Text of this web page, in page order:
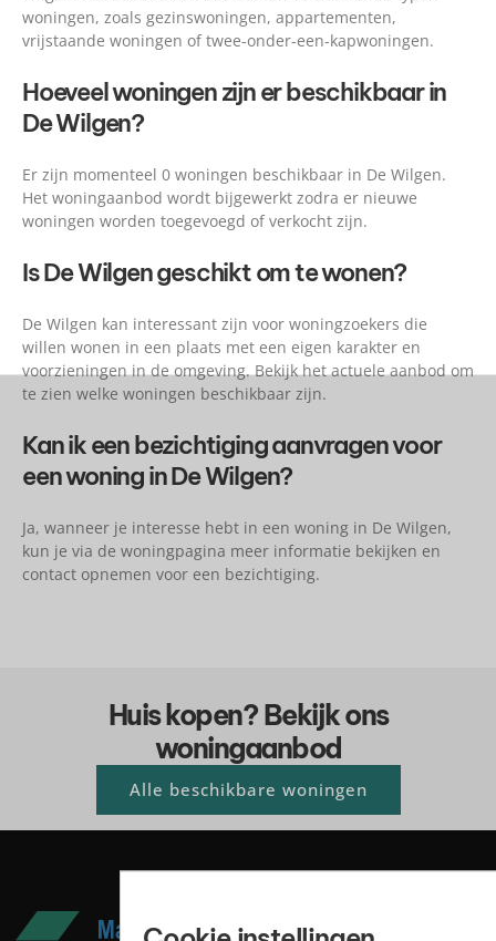
woningen, zoals gezinswoningen, appartementen,
vrijstaande woningen of twee-onder-een-kapwoningen.
Hoeveel woningen zijn er beschikbaar in
De Wilgen?
Er zijn momenteel 0 woningen beschikbaar in De Wilgen.
Het woningaanbod wordt bijgewerkt zodra er nieuwe
woningen worden toegevoegd of verkocht zijn.
Is De Wilgen geschikt om te wonen?
De Wilgen kan interessant zijn voor woningzoekers die
willen wonen in een plaats met een eigen karakter en
voorzieningen in de omgeving. Bekijk het actuele aanbod om
te zien welke woningen beschikbaar zijn.
Kan ik een bezichtiging aanvragen voor
een woning in De Wilgen?
Ja, wanneer je interesse hebt in een woning in De Wilgen,
kun je via de woningpagina meer informatie bekijken en
contact opnemen voor een bezichtiging.
Huis kopen? Bekijk ons
woningaanbod
Alle beschikbare woningen